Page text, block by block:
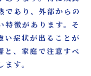
であり、外部からの
特徴があります。そ
い症状が出ることが
と、家庭で注意すべ
す。